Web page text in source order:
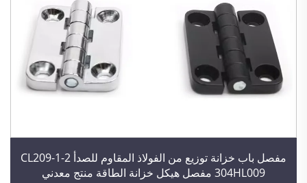
مفصل باب خزانة توزيع من الفولاذ المقاوم للصدأ CL209-1-2
304HL009 مفصل هيكل خزانة الطاقة منتج معدني